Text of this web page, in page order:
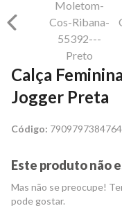
Calça
Jogger Preta
Código: 7909797384764
Este produto não
Mas não se preocupe!
pode gostar.